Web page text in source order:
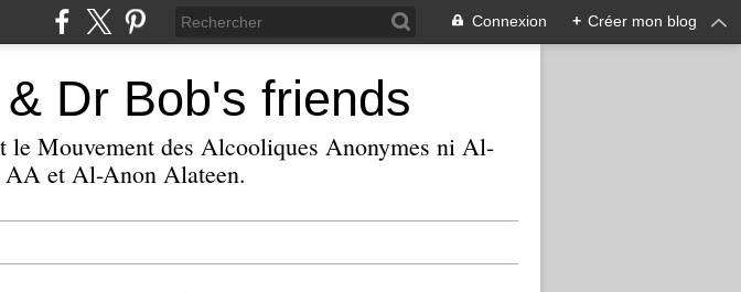
Connexion + Créer mon blog
Dr Bob's friends
le Mouvement des Alcooliques Anonymes ni Al-
AA et Al-Anon Alateen.